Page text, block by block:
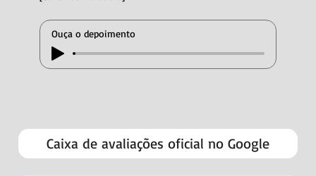
Ouça o depoimento
Caixa de avaliações oficial no Google